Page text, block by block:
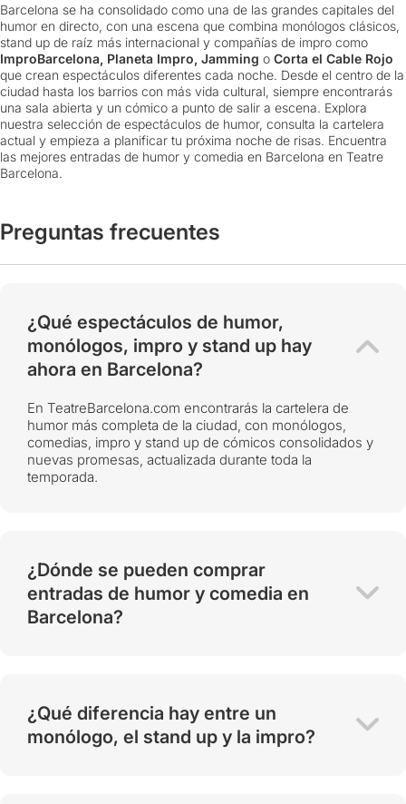
Barcelona se ha consolidado como una de las grandes capitales del
humor en directo, con una escena que combina monólogos clásicos,
stand up de raíz más internacional y compañías de impro como
ImproBarcelona, Planeta Impro, Jamming o Corta el Cable Rojo
que crean espectáculos diferentes cada noche. Desde el centro de la
ciudad hasta los barrios con más vida cultural, siempre encontrarás
una sala abierta y un cómico a punto de salir a escena. Explora
nuestra selección de espectáculos de humor, consulta la cartelera
actual y empieza a planificar tu próxima noche de risas. Encuentra
las mejores entradas de humor y comedia en Barcelona en Teatre
Barcelona.
Preguntas frecuentes
¿Qué espectáculos de humor,
monólogos, impro y stand up hay
ahora en Barcelona?
En TeatreBarcelona.com encontrarás la cartelera de
humor más completa de la ciudad, con monólogos,
comedias, impro y stand up de cómicos consolidados y
nuevas promesas, actualizada durante toda la
temporada.
¿Dónde se pueden comprar
entradas de humor y comedia en
Barcelona?
¿Qué diferencia hay entre un
monólogo, el stand up y la impro?